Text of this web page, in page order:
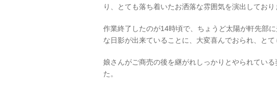
り、とても落ち着いたお洒落な雰囲気を演出しており
作業終了したのが14時頃で、ちょうど太陽が軒先部
な日影が出来ていることに、大変喜んでおられ、とて
娘さんがご商売の後を継がれしっかりとやられてい
た。